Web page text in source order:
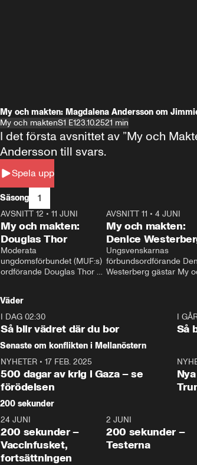
My och makten: Magdalena Andersson om
My och maktenS1 E123.10.2521 min
Spela upp
I det första avsnittet av ”My och
Andersson till svars.
Säsong 1
26:27
AVSNITT 12 • 11 JUNI
My och makten:
Douglas Thor
Moderata
ungdomsförbundet (MUF:s)
ordförande Douglas Thor
tonårsutvisningarna och hur
Moderaterna ska locka
väljare till valet i höst.
AVSNITT 11 •4 JUNI
My och makten:
Denice
Ungsvenskarnas
förbundsordförande
Westerberg gästar My
Väder
I DAG 02:30
Så blir vädret där du bor
I
Så
Senaste om konflikten i Mellanöstern
NYHETER • 17 FEB. 2025
500 dagar av krig i Gaza – se
förödelsen
200 sekunder
5:00
24 JUNI
200 sekunder –
Vaccinfusket,
fortsättningen
2 JUNI
200 sekunder –
Testerna